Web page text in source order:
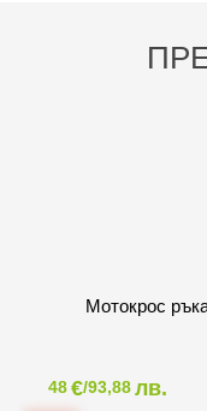
Мотокрос
48€/93,88лв.